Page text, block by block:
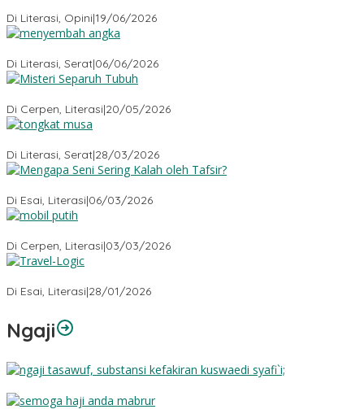
Di Literasi, Opini|19/06/2026
Di Literasi, Serat|06/06/2026
Di Cerpen, Literasi|20/05/2026
Di Literasi, Serat|28/03/2026
Di Esai, Literasi|06/03/2026
Di Cerpen, Literasi|03/03/2026
Di Esai, Literasi|28/01/2026
Ngaji